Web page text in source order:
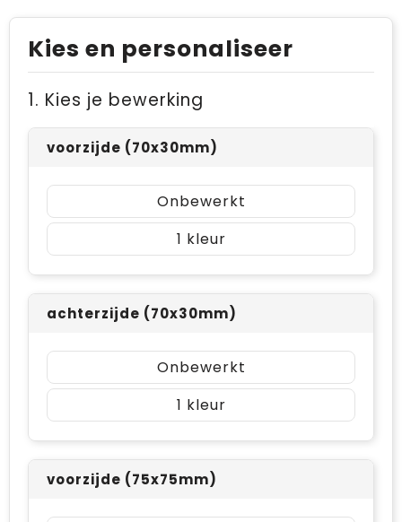
Kies en personaliseer
1. Kies je bewerking
voorzijde (70x30mm)
Onbewerkt
1
achterzijde (70x30mm)
Onbewerkt
1
voorzijde (75x75mm)